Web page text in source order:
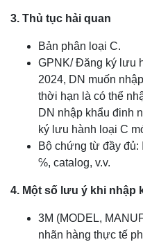
3. Thủ tục hải quan
Bản phân loại C.
GPNK/ Đăng ký lưu
2024, DN muốn
thời hạn là có thể
DN nhập khẩu đinh
ký lưu hành loại C
Bộ chứng từ đầy đủ:
℅, catalog, v.v.
4. Một số lưu ý khi nhập
3M (MODEL,
nhãn hàng thực tế